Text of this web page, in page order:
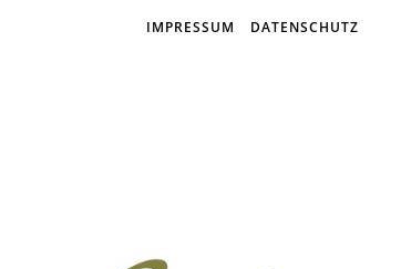
IMPRESSUM DATENSCHUTZ